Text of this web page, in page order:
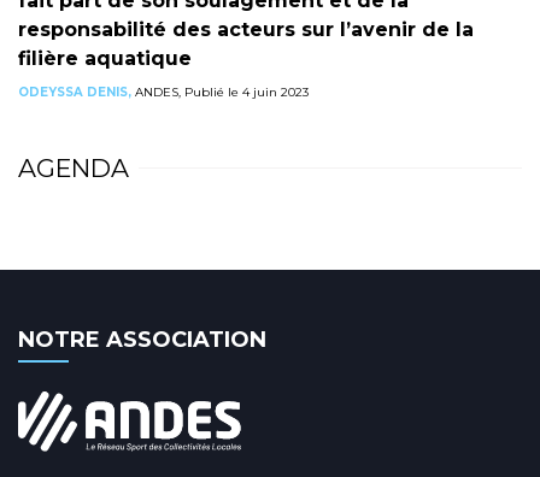
responsabilité des acteurs sur l’avenir de la
filière aquatique
ODEYSSA DENIS, ANDES, Publié le 4 juin 2023
AGENDA
NOTRE ASSOCIATION